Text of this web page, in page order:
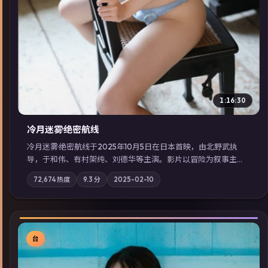
1:16:30
冷月迷雾·绝密航线
冷月迷雾·绝密航线于2025年10月5日在日本首映，由北野武执
导，于和伟、有村架纯、刘德华等主演。影片以冒险为叙事主
轴，记忆碎片重组后，主角发现自己从未活过“真实”的一天；摄
影与配乐强化地域气质；站内亦可通过「国产免费观看高清电视
剧在线看」延展检索同类型高分佳作，畅享高清在线追剧体验。
72,674热度 9.3 分 2025-02-10
台